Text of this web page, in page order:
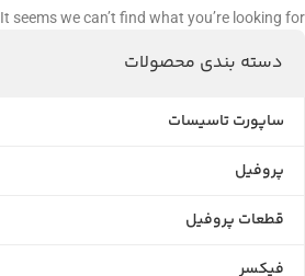
It seems we can’t find what you’re looking for.
دسته بندی محصولات
ساپورت تاسیسات
پروفیل
قطعات پروفیل
فیکسر